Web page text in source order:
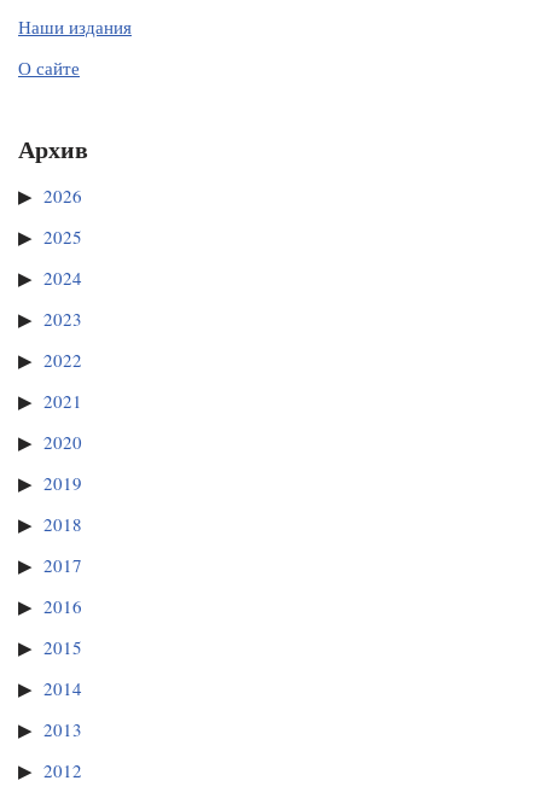
Наши издания
О сайте
Архив
2026
2025
2024
2023
2022
2021
2020
2019
2018
2017
2016
2015
2014
2013
2012